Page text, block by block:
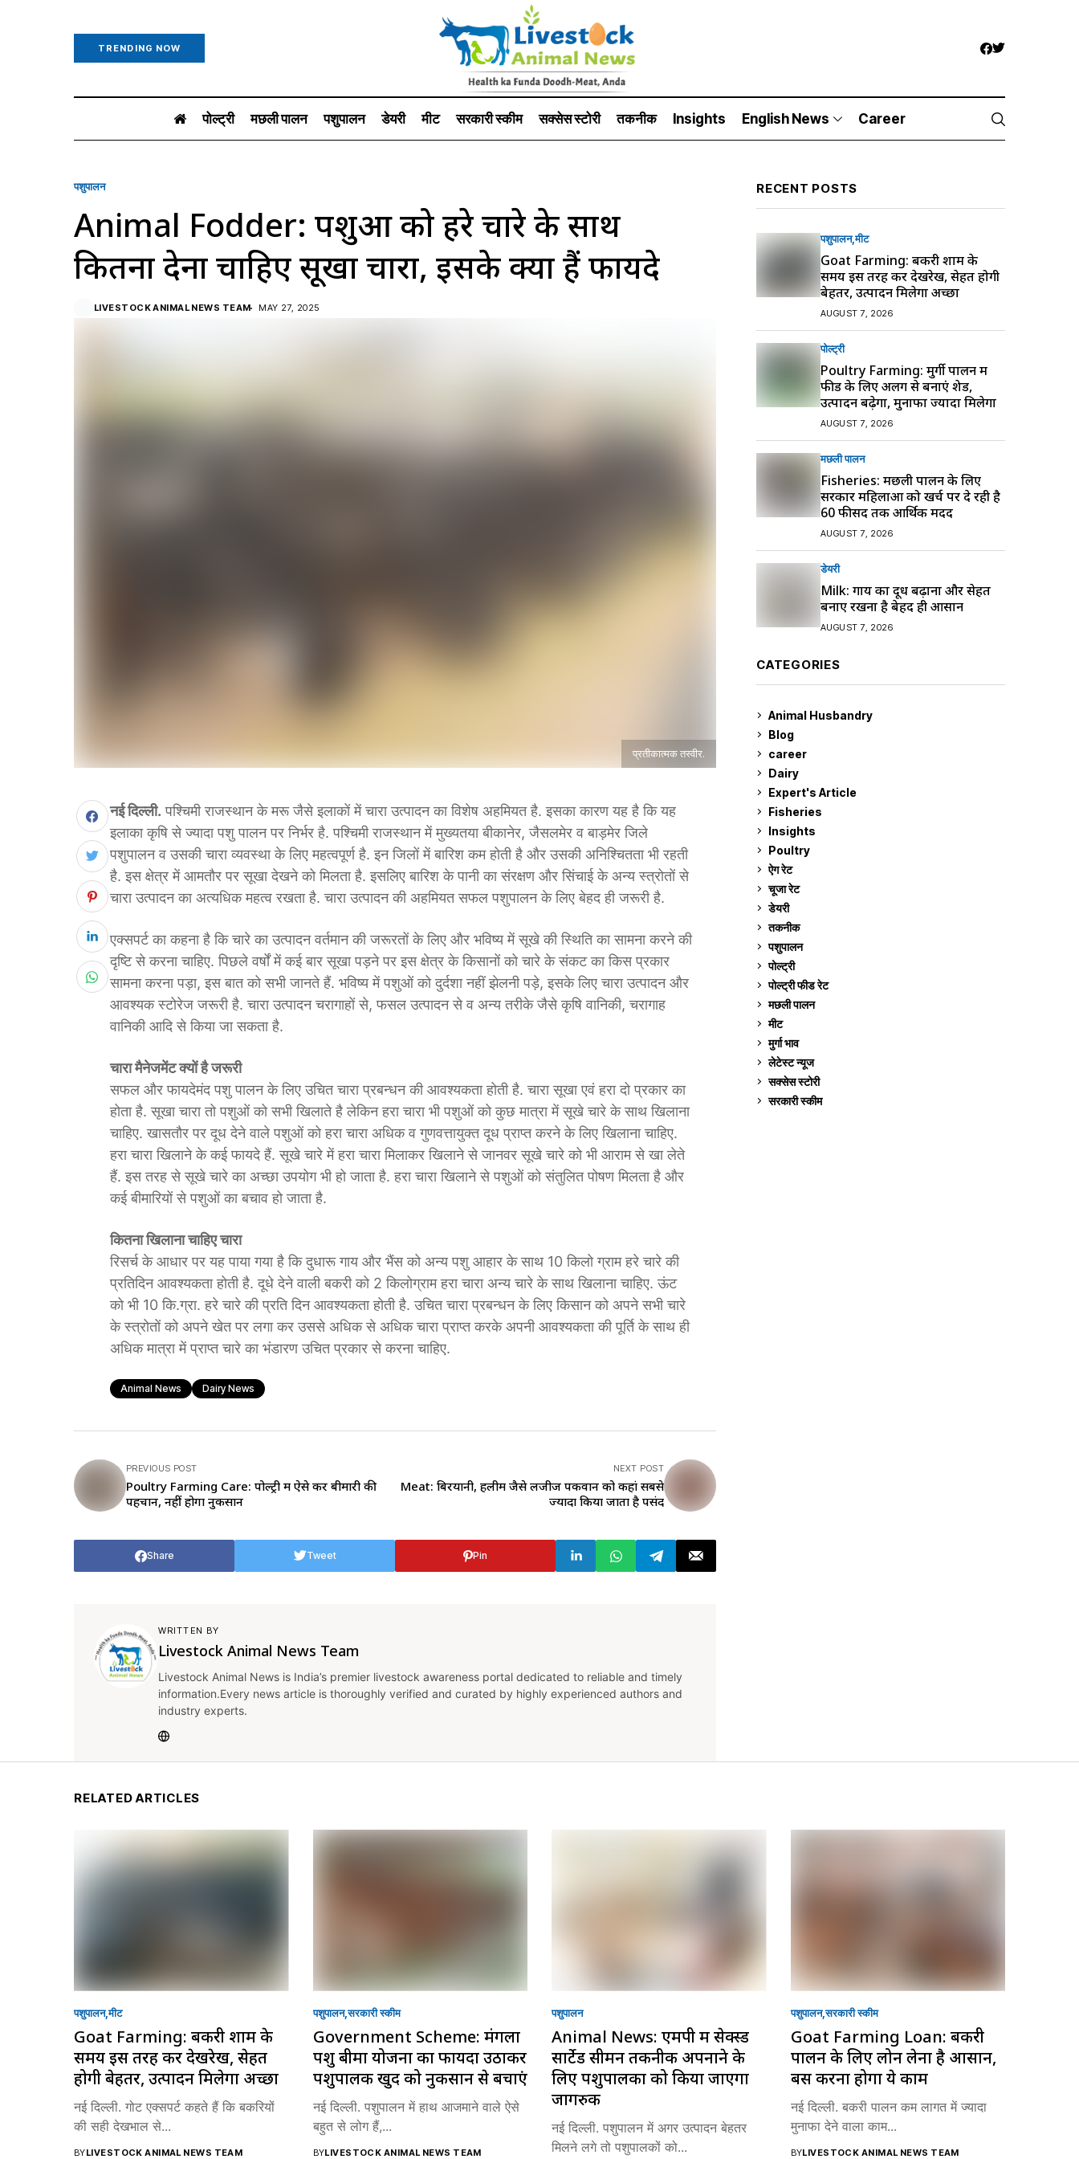
TRENDING NOW
पोल्ट्री मछली पालन पशुपालन डेयरी मीट सरकारी स्की‍म सक्सेस स्टो‍री तकनीक Insights English News Career
पशुपालन
Animal Fodder: पशुओं को हरे चारे के साथ
कितना देना चाहिए सूखा चारा, इसके क्या हैं फायदे
LIVESTOCK ANIMAL NEWS TEAM MAY 27, 2025
प्रतीकात्मक तस्वीर.
नई दिल्ली. पश्चिमी राजस्थान के मरू जैसे इलाकों में चारा उत्पादन का विशेष अहमियत है. इसका कारण यह है कि यह
इलाका कृषि से ज्यादा पशु पालन पर निर्भर है. पश्चिमी राजस्थान में मुख्यतया बीकानेर, जैसलमेर व बाड़मेर जिले
पशुपालन व उसकी चारा व्यवस्था के लिए महत्वपूर्ण है. इन जिलों में बारिश कम होती है और उसकी अनिश्चितता भी रहती
है. इस क्षेत्र में आमतौर पर सूखा देखने को मिलता है. इसलिए बारिश के पानी का संरक्षण और सिंचाई के अन्य स्त्रोतों से
चारा उत्पादन का अत्यधिक महत्व रखता है. चारा उत्पादन की अहमियत सफल पशुपालन के लिए बेहद ही जरूरी है.
एक्सपर्ट का कहना है कि चारे का उत्पादन वर्तमान की जरूरतों के लिए और भविष्य में सूखे की स्थिति का सामना करने की
दृष्टि से करना चाहिए. पिछले वर्षों में कई बार सूखा पड़ने पर इस क्षेत्र के किसानों को चारे के संकट का किस प्रकार
सामना करना पड़ा, इस बात को सभी जानते हैं. भविष्य में पशुओं को दुर्दशा नहीं झेलनी पड़े, इसके लिए चारा उत्पादन और
आवश्यक स्टोरेज जरूरी है. चारा उत्पादन चरागाहों से, फसल उत्पादन से व अन्य तरीके जैसे कृषि वानिकी, चरागाह
वानिकी आदि से किया जा सकता है.
चारा मैनेजमेंट क्यों है जरूरी
सफल और फायदेमंद पशु पालन के लिए उचित चारा प्रबन्धन की आवश्यकता होती है. चारा सूखा एवं हरा दो प्रकार का
होता है. सूखा चारा तो पशुओं को सभी खिलाते है लेकिन हरा चारा भी पशुओं को कुछ मात्रा में सूखे चारे के साथ खिलाना
चाहिए. खासतौर पर दूध देने वाले पशुओं को हरा चारा अधिक व गुणवत्तायुक्त दूध प्राप्त करने के लिए खिलाना चाहिए.
हरा चारा खिलाने के कई फायदे हैं. सूखे चारे में हरा चारा मिलाकर खिलाने से जानवर सूखे चारे को भी आराम से खा लेते
हैं. इस तरह से सूखे चारे का अच्छा उपयोग भी हो जाता है. हरा चारा खिलाने से पशुओं को संतुलित पोषण मिलता है और
कई बीमारियों से पशुओं का बचाव हो जाता है.
कितना खिलाना चाहिए चारा
रिसर्च के आधार पर यह पाया गया है कि दुधारू गाय और भैंस को अन्य पशु आहार के साथ 10 किलो ग्राम हरे चारे की
प्रतिदिन आवश्यकता होती है. दूधे देने वाली बकरी को 2 किलोग्राम हरा चारा अन्य चारे के साथ खिलाना चाहिए. ऊंट
को भी 10 कि.ग्रा. हरे चारे की प्रति दिन आवश्यकता होती है. उचित चारा प्रबन्धन के लिए किसान को अपने सभी चारे
के स्त्रोतों को अपने खेत पर लगा कर उससे अधिक से अधिक चारा प्राप्त करके अपनी आवश्यकता की पूर्ति के साथ ही
अधिक मात्रा में प्राप्त चारे का भंडारण उचित प्रकार से करना चाहिए.
Animal News Dairy News
PREVIOUS POST
Poultry Farming Care: पोल्ट्री में ऐसे करें बीमारी की
पहचान, नहीं होगा नुकसान
NEXT POST
Meat: बिरयानी, हलीम जैसे लजीज पकवान को कहां सबसे
ज्यादा किया जाता है पसंद
Share Tweet Pin
WRITTEN BY
Livestock Animal News Team
Livestock Animal News is India’s premier livestock awareness portal dedicated to reliable and timely
information.Every news article is thoroughly verified and curated by highly experienced authors and
industry experts.
RECENT POSTS
पशुपालन मीट
Goat Farming: बकरी शाम के
समय इस तरह करें देखरेख, सेहत होगी
बेहतर, उत्पादन मिलेगा अच्छा
AUGUST 7, 2026
पोल्ट्री
Poultry Farming: मुर्गी पालन में
फीड के लिए अलग से बनाएं शेड,
उत्पादन बढ़ेगा, मुनाफा ज्यादा मिलेगा
AUGUST 7, 2026
मछली पालन
Fisheries: मछली पालन के लिए
सरकार महिलाओं को खर्च पर दे रही है
60 फीसद तक आर्थिक मदद
AUGUST 7, 2026
डेयरी
Milk: गाय का दूध बढ़ाना और सेहत
बनाए रखना है बेहद ही आसान
AUGUST 7, 2026
CATEGORIES
Animal Husbandry
Blog
career
Dairy
Expert's Article
Fisheries
Insights
Poultry
ऐग रेट
चूजा रेट
डेयरी
तकनीक
पशुपालन
पोल्ट्री
पोल्ट्री फीड रेट
मछली पालन
मीट
मुर्गा भाव
लेटेस्ट न्यूज
सक्सेस स्टो‍री
सरकारी स्की‍म
RELATED ARTICLES
पशुपालन मीट
Goat Farming: बकरी शाम के
समय इस तरह करें देखरेख, सेहत
होगी बेहतर, उत्पादन मिलेगा अच्छा
नई दिल्ली. गोट एक्सपर्ट कहते हैं कि बकरियों
की सही देखभाल से...
BYLIVESTOCK ANIMAL NEWS TEAM
पशुपालन सरकारी स्की‍म
Government Scheme: मंगला
पशु बीमा योजना का फायदा उठाकर
पशुपालक खुद को नुकसान से बचाएं
नई दिल्ली. पशुपालन में हाथ आजमाने वाले ऐसे
बहुत से लोग हैं,...
BYLIVESTOCK ANIMAL NEWS TEAM
पशुपालन
Animal News: एमपी में सेक्स्ड
सार्टेड सीमन तकनीक अपनाने के
लिए पशुपालकों को किया जाएगा
जागरुक
नई दिल्ली. पशुपालन में अगर उत्पादन बेहतर
मिलने लगे तो पशुपालकों को...
पशुपालन सरकारी स्की‍म
Goat Farming Loan: बकरी
पालन के लिए लोन लेना है आसान,
बस करना होगा ये काम
नई दिल्ली. बकरी पालन कम लागत में ज्यादा
मुनाफा देने वाला काम...
BYLIVESTOCK ANIMAL NEWS TEAM